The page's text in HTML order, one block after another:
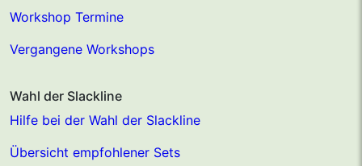
Workshop Termine
Vergangene Workshops
Wahl der Slackline
Hilfe bei der Wahl der Slackline
Übersicht empfohlener Sets